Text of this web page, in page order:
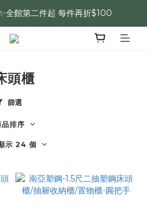
全館第二件起 每件再折$100
頭櫃
篩選
品排序
示 24 個